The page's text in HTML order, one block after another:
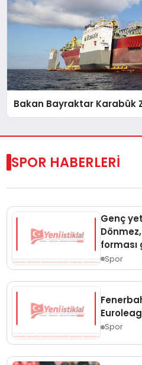
Bakan Bayraktar Karabük
SPOR HABERLERİ
Genç
forması
Spor
Spor